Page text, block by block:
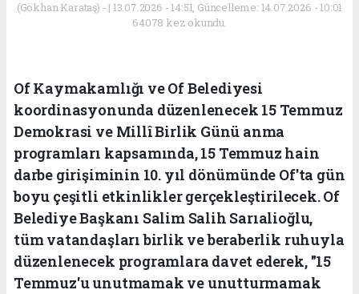
(Gökhan Karataş) - | 13.07.2026 - 14:51, Güncelleme: 14.07.2026 - 10:01
64078 kez okundu.
Of Kaymakamlığı ve Of Belediyesi
koordinasyonunda düzenlenecek 15 Temmuz
Demokrasi ve Millî Birlik Günü anma
programları kapsamında, 15 Temmuz hain
darbe girişiminin 10. yıl dönümünde Of'ta gün
boyu çeşitli etkinlikler gerçekleştirilecek. Of
Belediye Başkanı Salim Salih Sarıalioğlu,
tüm vatandaşları birlik ve beraberlik ruhuyla
düzenlenecek programlara davet ederek, "15
Temmuz'u unutmamak ve unutturmamak